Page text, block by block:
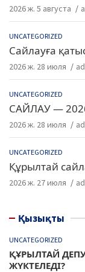
2026 ж. 5 августа
UNCATEGORIZED
Сайлауға
2026 ж. 28 июля
UNCATEGORIZED
САЙЛАУ —
2026 ж. 28 июля
UNCATEGORIZED
Құрылтай
2026 ж. 27 июля
Қызықты
UNCATEGORIZED
ҚҰРЫЛТАЙ
ЖҮКТЕЛЕДІ?